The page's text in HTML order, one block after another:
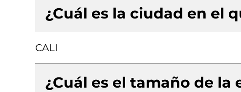
¿Cuál es la ciudad en el
CALI
¿Cuál es el tamaño de la